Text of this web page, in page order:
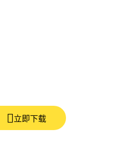
立即下载